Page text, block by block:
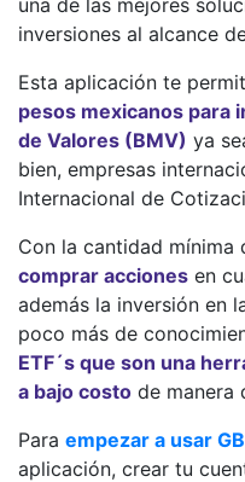
inversiones al alcance
Esta aplicación te
pesos mexicanos para
de Valores (BMV) ya
bien, empresas
Internacional de
Con la cantidad mínima
comprar acciones en
además la inversión en
poco más de
ETF´s que son una
a bajo costo de manera
Para empezar a usar
aplicación, crear tu